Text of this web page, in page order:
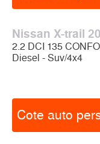
Nissan X-trail
2.2 DCI 135
Diesel - Suv/4x4
Cote auto